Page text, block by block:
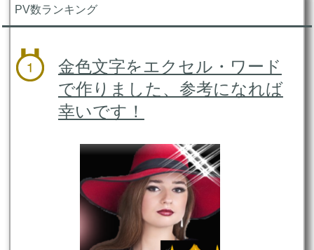
PV数ランキング
金色文字をエクセル・ワード
で作りました、参考になれば
幸いです！